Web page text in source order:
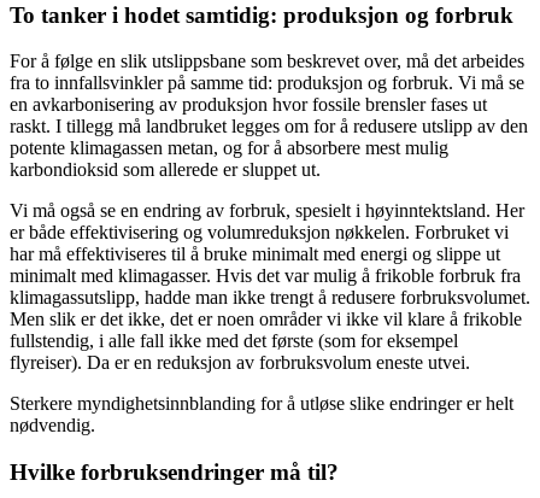
To tanker i hodet samtidig: produksjon og forbruk
For å følge en slik utslippsbane som beskrevet over, må det arbeides
fra to innfallsvinkler på samme tid: produksjon og forbruk. Vi må se
en avkarbonisering av produksjon hvor fossile brensler fases ut
raskt. I tillegg må landbruket legges om for å redusere utslipp av den
potente klimagassen metan, og for å absorbere mest mulig
karbondioksid som allerede er sluppet ut.
Vi må også se en endring av forbruk, spesielt i høyinntektsland. Her
er både effektivisering og volumreduksjon nøkkelen. Forbruket vi
har må effektiviseres til å bruke minimalt med energi og slippe ut
minimalt med klimagasser. Hvis det var mulig å frikoble forbruk fra
klimagassutslipp, hadde man ikke trengt å redusere forbruksvolumet.
Men slik er det ikke, det er noen områder vi ikke vil klare å frikoble
fullstendig, i alle fall ikke med det første (som for eksempel
flyreiser). Da er en reduksjon av forbruksvolum eneste utvei.
Sterkere myndighetsinnblanding for å utløse slike endringer er helt
nødvendig.
Hvilke forbruksendringer må til?